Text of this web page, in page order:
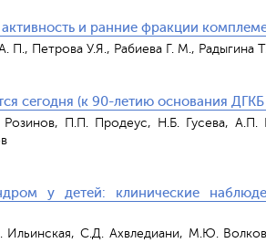
и ранние фракции
П., Петрова У.Я., Рабиева Г. М., Радыгина
сегодня (к 90-летию основания
П.П. Продеус, Н.Б. Гусева,
у детей: клинические
С.Д. Ахвледиани, М.Ю.